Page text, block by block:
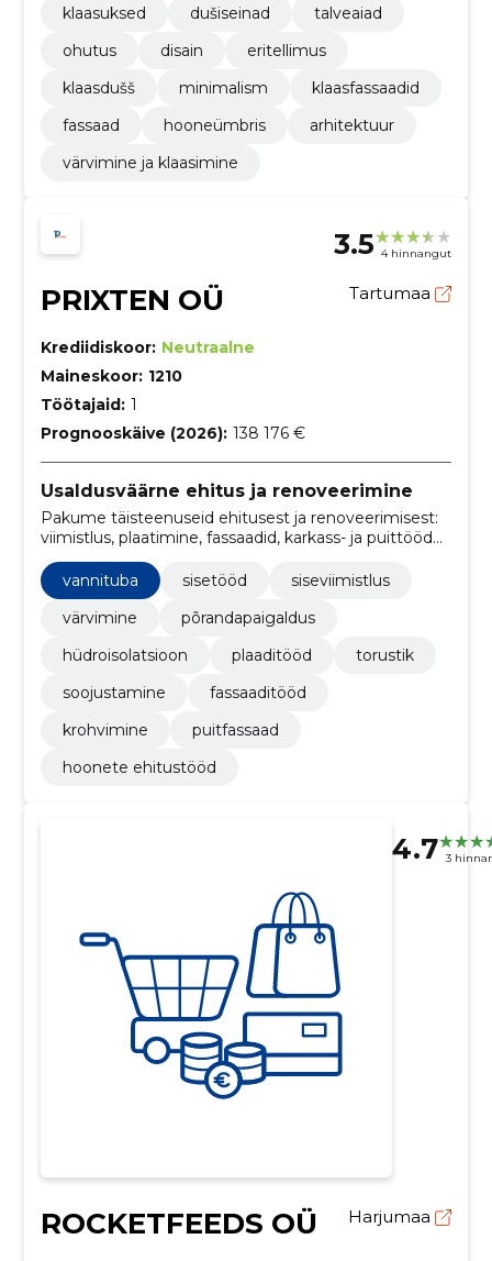
klaasuksed
dušiseinad
talveaiad
ohutus
disain
eritellimus
klaasdušš
minimalism
klaasfassaadid
fassaad
hooneümbris
arhitektuur
värvimine ja klaasimine
3.5 4 hinnangut
PRIXTEN OÜ Tartumaa
Krediidiskoor: Neutraalne
Maineskoor: 1210
Töötajaid: 1
Prognooskäive (2026): 138 176 €
Usaldusväärne ehitus ja renoveerimine
Pakume täisteenuseid ehitusest ja renoveerimisest:
viimistlus, plaatimine, fassaadid, karkass- ja puittööd
ning haljastus. Kvaliteetsed materjalid, puhas töökoht
ja üle 15 aasta kogemust.
vannituba sisetööd
siseviimistlus
värvimine
põrandapaigaldus
hüdroisolatsioon
plaaditööd
torustik
soojustamine
fassaaditööd
krohvimine
puitfassaad
hoonete ehitustööd
4.7 3
ROCKETFEEDS OÜ Harjumaa